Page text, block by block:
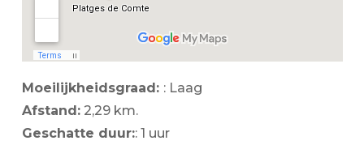
Moeilijkheidsgraad: : Laag
Afstand:2,29 km.
Geschatte duur:: 1 uur